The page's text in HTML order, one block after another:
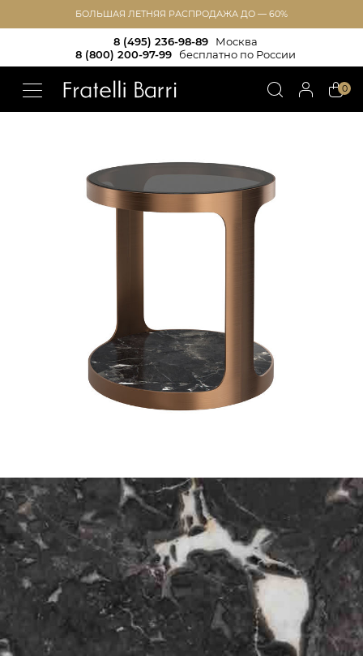
БОЛЬШАЯ ЛЕТНЯЯ РАСПРОДАЖА ДО — 60%
8 (495) 236-98-89
Москва
8 (800) 200-97-99
бесплатно по России
0